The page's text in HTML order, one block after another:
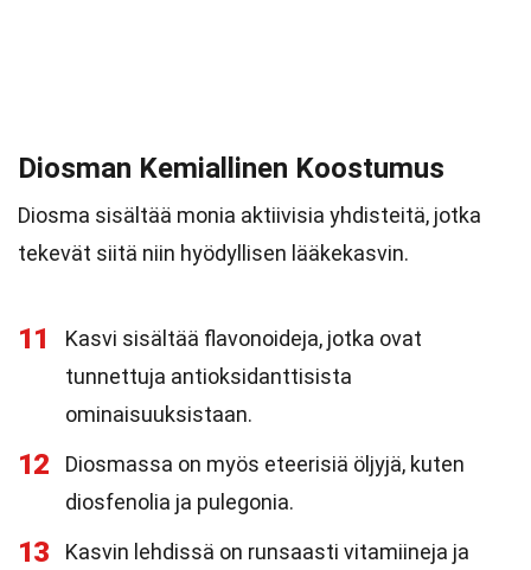
Diosman Kemiallinen Koostumus
Diosma sisältää monia aktiivisia yhdisteitä, jotka
tekevät siitä niin hyödyllisen lääkekasvin.
11
Kasvi sisältää flavonoideja, jotka ovat
tunnettuja antioksidanttisista
ominaisuuksistaan.
12
Diosmassa on myös eteerisiä öljyjä, kuten
diosfenolia ja pulegonia.
13
Kasvin lehdissä on runsaasti vitamiineja ja